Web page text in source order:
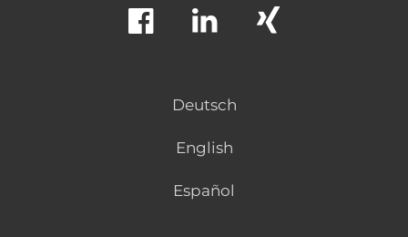
Deutsch
English
Español